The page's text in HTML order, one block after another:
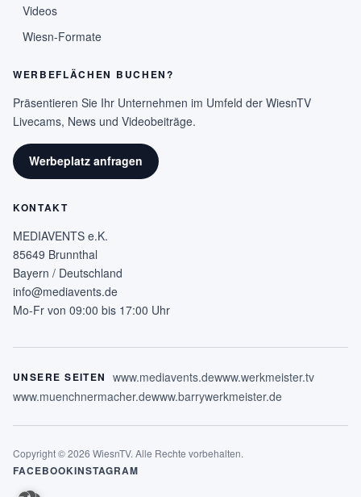
Videos
Wiesn-Formate
WERBEFLÄCHEN BUCHEN?
Präsentieren Sie Ihr Unternehmen im Umfeld der WiesnTV
Livecams, News und Videobeiträge.
Werbeplatz anfragen
KONTAKT
MEDIAVENTS e.K.
85649 Brunnthal
Bayern / Deutschland
info@mediavents.de
Mo-Fr von 09:00 bis 17:00 Uhr
UNSERE SEITEN www.mediavents.dewww.werkmeister.tv
www.muenchnermacher.dewww.barrywerkmeister.de
Copyright © 2026 WiesnTV. Alle Rechte vorbehalten.
FACEBOOKINSTAGRAM